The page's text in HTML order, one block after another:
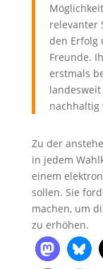
relevanter
den Erfolg
Freunde.
erstmals
nachhaltig
Zu der
in jedem
einem
sollen. Sie
machen, um
zu erhöhen.